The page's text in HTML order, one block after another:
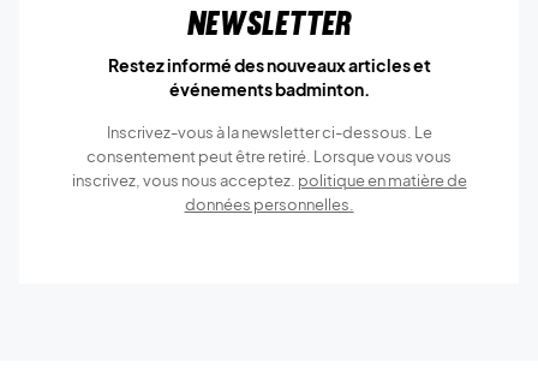
Newsletter
Restez informé des nouveaux articles et
événements badminton.
Inscrivez-vous à la newsletter ci-dessous. Le
consentement peut être retiré. Lorsque vous vous
inscrivez, vous nous acceptez. politique en matière de
données personnelles.